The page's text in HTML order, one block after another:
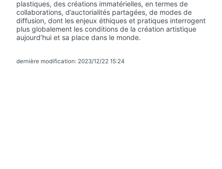
plastiques, des créations immatérielles, en termes de
collaborations, d’auctorialités partagées, de modes de
diffusion, dont les enjeux éthiques et pratiques interrogent
plus globalement les conditions de la création artistique
aujourd’hui et sa place dans le monde.
dernière modification: 2023/12/22 15:24